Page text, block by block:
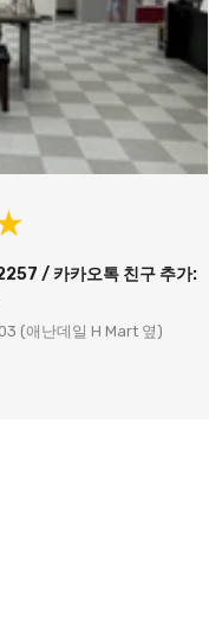
/ 카카오톡 친구 추가:
(애난데일 H Mart 옆)